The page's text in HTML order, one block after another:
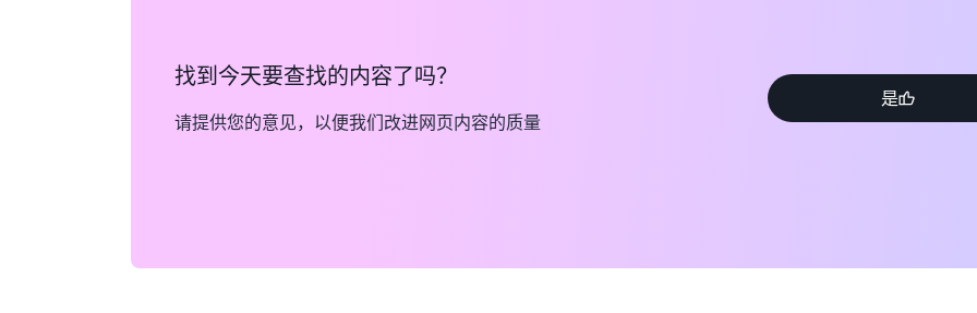
找到今天要查找的内容了吗？
请提供您的意见，以便我们改进网页内容的质量
是